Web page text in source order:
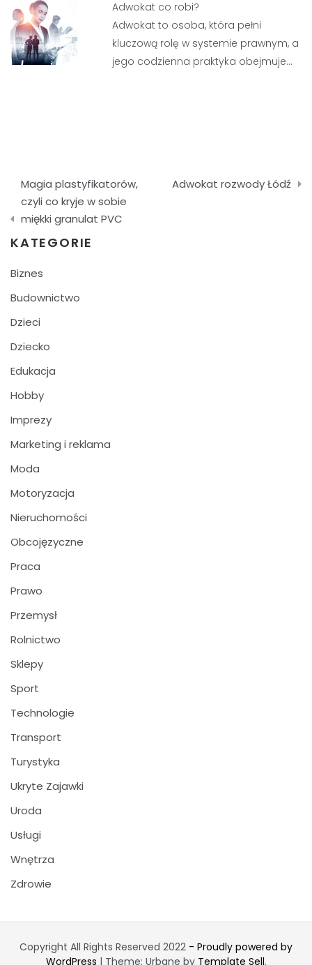
Adwokat co robi?
Adwokat to osoba, która pełni
kluczową rolę w systemie prawnym, a
jego codzienna praktyka obejmuje…
Nawigacja
wpisu
Magia plastyfikatorów,
czyli co kryje w sobie
miękki granulat PVC
Adwokat rozwody Łódź
KATEGORIE
Biznes
Budownictwo
Dzieci
Dziecko
Edukacja
Hobby
Imprezy
Marketing i reklama
Moda
Motoryzacja
Nieruchomości
Obcojęzyczne
Praca
Prawo
Przemysł
Rolnictwo
Sklepy
Sport
Technologie
Transport
Turystyka
Ukryte Zajawki
Uroda
Usługi
Wnętrza
Zdrowie
Copyright All Rights Reserved 2022 - Proudly powered by
WordPress | Theme: Urbane by Template Sell.